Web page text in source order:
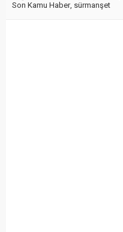
Son Kamu Haber, sürmanşet